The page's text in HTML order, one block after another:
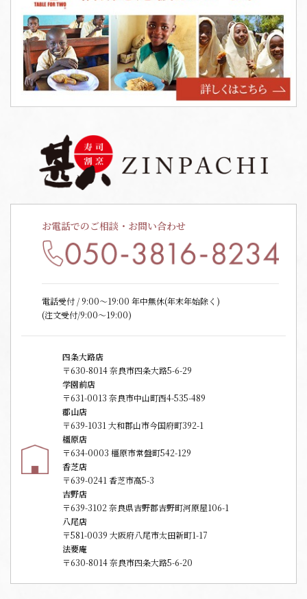
お電話でのご相談・お問い合わせ
電話受付 / 9:00〜19:00 年中無休(年末年始除く)
(注文受付/9:00～19:00)
四条大路店
〒630-8014 奈良市四条大路5-6-29
学園前店
〒631-0013 奈良市中山町西4-535-489
郡山店
〒639-1031 大和郡山市今国府町392-1
橿原店
〒634-0003 橿原市常盤町542-129
香芝店
〒639-0241 香芝市高5-3
吉野店
〒639-3102 奈良県吉野郡吉野町河原屋106-1
八尾店
〒581-0039 大阪府八尾市太田新町1-17
法要庵
〒630-8014 奈良市四条大路5-6-20